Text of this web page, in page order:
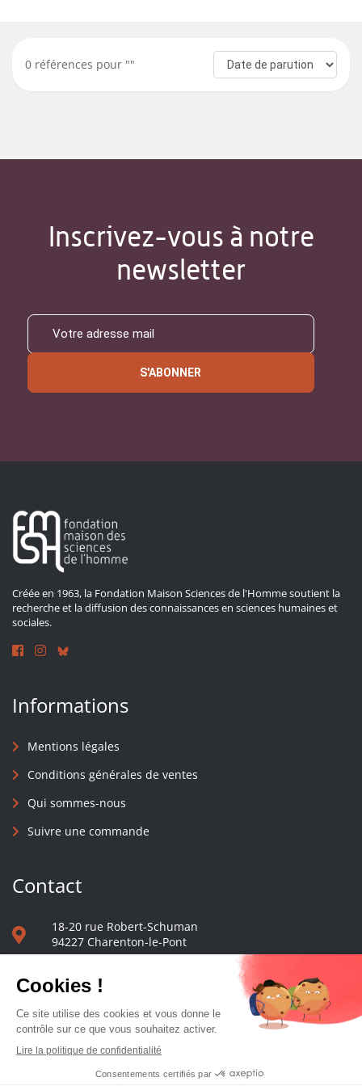
0 références pour ""
Inscrivez-vous à notre
newsletter
S'ABONNER
Créée en 1963, la Fondation Maison Sciences de l'Homme soutient la
recherche et la diffusion des connaissances en sciences humaines et
sociales.
Informations
Mentions légales
Conditions générales de ventes
Qui sommes-nous
Suivre une commande
Contact
18-20 rue Robert-Schuman
94227 Charenton-le-Pont